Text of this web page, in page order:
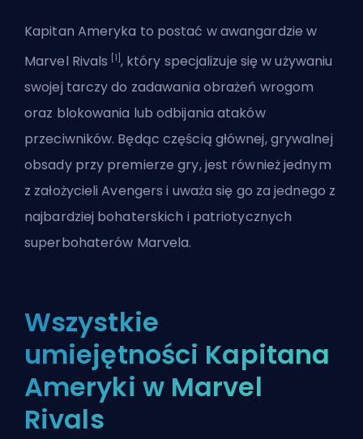
Kapitan Ameryka to postać w awangardziew
Marvel Rivals
[1] , który specjalizuje się w używaniu
swojej tarczy do zadawania obrażeń wrogom
oraz blokowania lub odbijania ataków
przeciwników. Będąc częścią głównej, grywalnej
obsady przy premierze gry, jest również jednym
z założycieli Avengers i uważa się go za jednego z
najbardziej bohaterskich i patriotycznych
superbohaterów Marvela.
Wszystkie
umiejętności Kapitana
Ameryki w Marvel
Rivals